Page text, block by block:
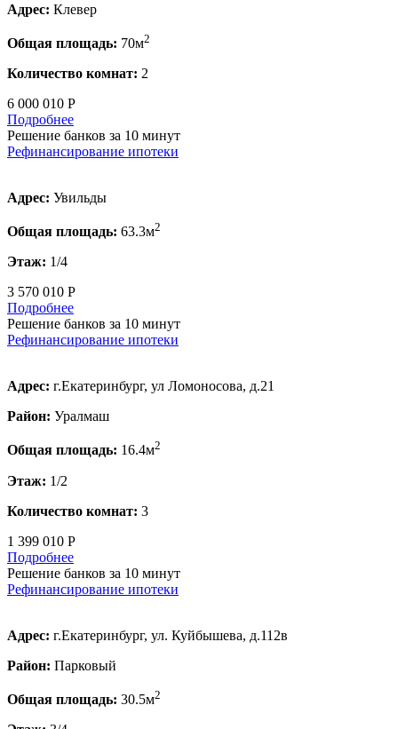
Адрес: Клевер
Общая площадь: 70м2
Количество комнат: 2
6 000 010 Р
Подробнее
Решение банков за 10 минут
Рефинансирование ипотеки
Адрес: Увильды
Общая площадь: 63.3м2
Этаж: 1/4
3 570 010 Р
Подробнее
Решение банков за 10 минут
Рефинансирование ипотеки
Адрес: г.Екатеринбург, ул Ломоносова, д.21
Район: Уралмаш
Общая площадь: 16.4м2
Этаж: 1/2
Количество комнат: 3
1 399 010 Р
Подробнее
Решение банков за 10 минут
Рефинансирование ипотеки
Адрес: г.Екатеринбург, ул. Куйбышева, д.112в
Район: Парковый
Общая площадь: 30.5м2